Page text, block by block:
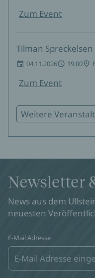
Zum Event
Tilman
04.11.2026 19:00
Zum Event
Tilman
Zum Event
Tilman Spreckelsen
23.11.2026 19:00
Weitere
Newsletter
News aus dem
neuesten
E-Mail Adresse